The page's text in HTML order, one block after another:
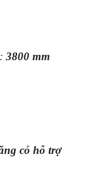
3800 mm
có hỗ trợ